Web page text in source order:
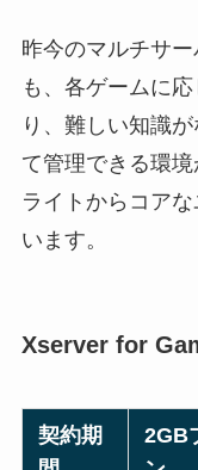
昨今のマルチサ
も、各ゲームに
り、難しい知識
て管理できる環境
ライトからコア
います。
Xserver for
契約期
2GB